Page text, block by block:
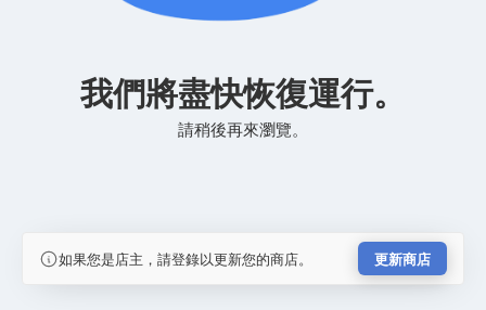
我們將盡快恢復運行。
請稍後再來瀏覽。
如果您是店主，請登錄以更新您的商店。 更新商店